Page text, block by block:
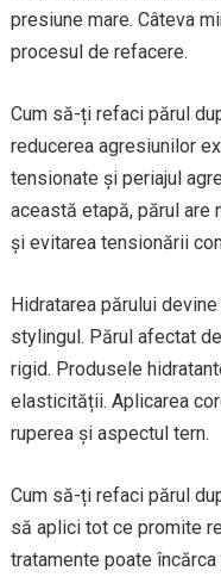
presiune mare. Câteva
procesul de refacere.
Cum să-ți refaci părul
reducerea agresiunilor
tensionate și periajul
această etapă, părul are
și evitarea tensionării
Hidratarea părului
stylingul. Părul afectat
rigid. Produsele
elasticității. Aplicarea
ruperea și aspectul tern.
Cum să-ți refaci părul
să aplici tot ce promite
tratamente poate